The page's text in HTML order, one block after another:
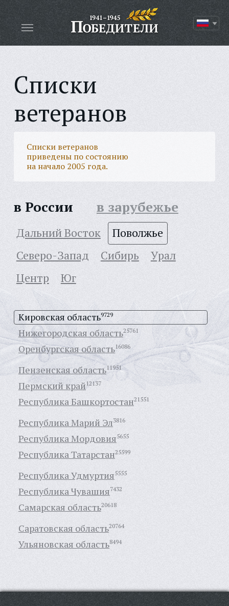
Списки
ветеранов
Списки ветеранов
приведены по состоянию
на начало 2005 года.
в России в зарубежье
Дальний Восток
Поволжье
Северо-Запад
Сибирь
Урал
Центр
Юг
Кировская область9729
Нижегородская область25761
Оренбургская область16086
Пензенская область11951
Пермский край 12137
Республика Башкортостан21551
Республика Марий Эл3816
Республика Мордовия5655
Республика Татарстан25599
Республика Удмуртия5555
Республика Чувашия7432
Самарская область20618
Саратовская область20764
Ульяновская область8494